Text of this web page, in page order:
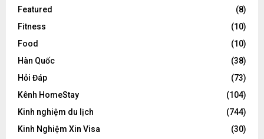
Featured
(8)
Fitness
(10)
Food
(10)
Hàn Quốc
(38)
Hỏi Đáp
(73)
Kênh HomeStay
(104)
Kinh nghiệm du lịch
(744)
Kinh Nghiệm Xin Visa
(30)